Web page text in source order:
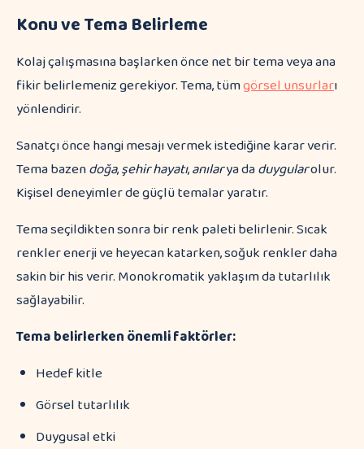
Konu ve Tema Belirleme
Kolaj çalışmasına başlarken önce net bir tema veya ana
fikir belirlemeniz gerekiyor. Tema, tümgörsel unsurları
yönlendirir.
Sanatçı önce hangi mesajı vermek istediğine karar verir.
Tema bazendoğa,şehir hayatı,anılarya daduygularolur.
Kişisel deneyimler de güçlü temalar yaratır.
Tema seçildikten sonra bir renk paleti belirlenir. Sıcak
renkler enerji ve heyecan katarken, soğuk renkler daha
sakin bir his verir. Monokromatik yaklaşım da tutarlılık
sağlayabilir.
Tema belirlerken önemli faktörler:
Hedef kitle
Görsel tutarlılık
Duygusal etki